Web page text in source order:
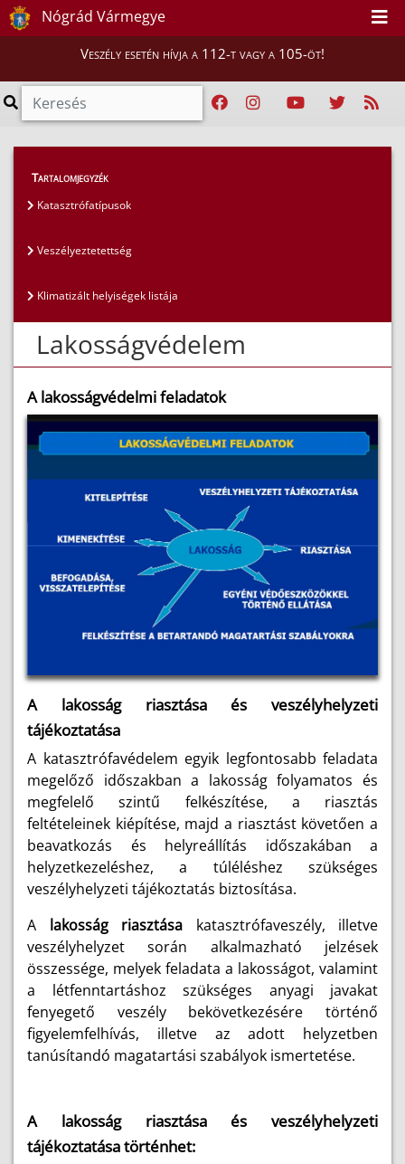
Nógrád Vármegye
Veszély esetén hívja a 112-t vagy a 105-öt!
Lakosság >
Tartalomjegyzék
Katasztrófatípusok
Veszélyeztetettség
Klimatizált helyiségek listája
Lakosságvédelem
A lakosságvédelmi feladatok
A lakosság riasztása és veszélyhelyzeti
tájékoztatása
A katasztrófavédelem egyik legfontosabb feladata
megelőző időszakban a lakosság folyamatos és
megfelelő szintű felkészítése, a riasztás
feltételeinek kiépítése, majd a riasztást követően a
beavatkozás és helyreállítás időszakában a
helyzetkezeléshez, a túléléshez szükséges
veszélyhelyzeti tájékoztatás biztosítása.
A lakosság riasztása katasztrófaveszély, illetve
veszélyhelyzet során alkalmazható jelzések
összessége, melyek feladata a lakosságot, valamint
a létfenntartáshoz szükséges anyagi javakat
fenyegető veszély bekövetkezésére történő
figyelemfelhívás, illetve az adott helyzetben
tanúsítandó magatartási szabályok ismertetése.
A lakosság riasztása és veszélyhelyzeti
tájékoztatása történhet: